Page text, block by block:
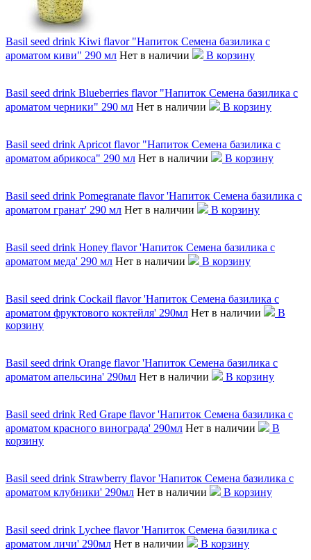
Basil seed drink Kiwi flavor "Напиток Семена базилика с
ароматом киви" 290 мл Нет в наличии В корзину
Basil seed drink Blueberries flavor "Напиток Семена базилика с
ароматом черники" 290 мл Нет в наличии В корзину
Basil seed drink Apricot flavor "Напиток Семена базилика с
ароматом абрикоса" 290 мл Нет в наличии В корзину
Basil seed drink Pomegranate flavor 'Напиток Семена базилика с
ароматом гранат' 290 мл Нет в наличии В корзину
Basil seed drink Honey flavor 'Напиток Семена базилика с
ароматом меда' 290 мл Нет в наличии В корзину
Basil seed drink Cockail flavor 'Напиток Семена базилика с
ароматом фруктового коктейля' 290мл Нет в наличии
В
корзину
Basil seed drink Orange flavor 'Напиток Семена базилика с
ароматом апельсина' 290мл Нет в наличии В корзину
Basil seed drink Red Grape flavor 'Напиток Семена базилика с
ароматом красного винограда' 290мл Нет в наличии
В
корзину
Basil seed drink Strawberry flavor 'Напиток Семена базилика с
ароматом клубники' 290мл Нет в наличии В корзину
Basil seed drink Lychee flavor 'Напиток Семена базилика с
ароматом личи' 290мл Нет в наличии В корзину